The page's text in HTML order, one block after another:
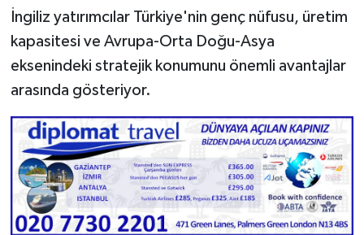
İngiliz yatırımcılar Türkiye'nin genç nüfusu, üretim
kapasitesi ve Avrupa-Orta Doğu-Asya
eksenindeki stratejik konumunu önemli avantajlar
arasında gösteriyor.